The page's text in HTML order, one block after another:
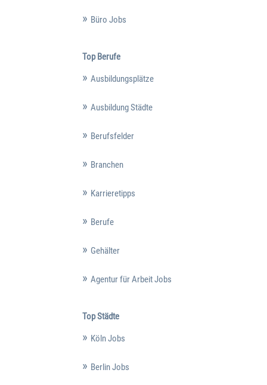
Büro Jobs
Top Berufe
Ausbildungsplätze
Ausbildung Städte
Berufsfelder
Branchen
Karrieretipps
Berufe
Gehälter
Agentur für Arbeit Jobs
Top Städte
Köln Jobs
Berlin Jobs